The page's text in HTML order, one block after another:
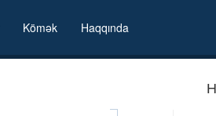
Kömək Haqqında